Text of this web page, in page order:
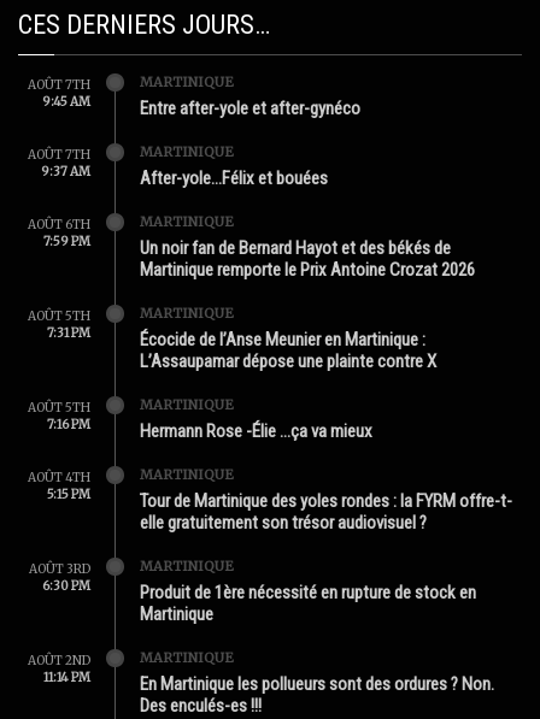
CES DERNIERS JOURS…
AOÛT 7TH
9:45 AM
MARTINIQUE
Entre after-yole et after-gynéco
AOÛT 7TH
9:37 AM
MARTINIQUE
After-yole…Félix et bouées
AOÛT 6TH
7:59 PM
MARTINIQUE
Un noir fan de Bernard Hayot et des békés de
Martinique remporte le Prix Antoine Crozat 2026
AOÛT 5TH
7:31 PM
MARTINIQUE
Écocide de l’Anse Meunier en Martinique :
L’Assaupamar dépose une plainte contre X
AOÛT 5TH
7:16 PM
MARTINIQUE
Hermann Rose -Élie …ça va mieux
AOÛT 4TH
5:15 PM
MARTINIQUE
Tour de Martinique des yoles rondes : la FYRM offre-t-
elle gratuitement son trésor audiovisuel ?
AOÛT 3RD
6:30 PM
MARTINIQUE
Produit de 1ère nécessité en rupture de stock en
Martinique
AOÛT 2ND
11:14 PM
MARTINIQUE
En Martinique les pollueurs sont des ordures ? Non.
Des enculés-es !!!